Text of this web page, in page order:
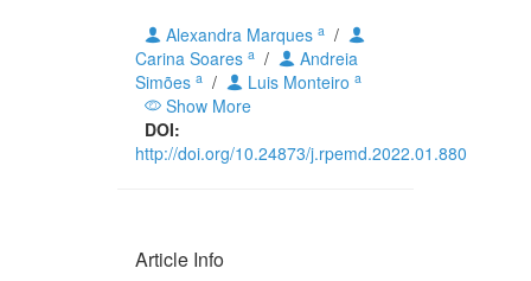
Alexandra Marques a /
Carina Soares a /
Andreia
Simões a / Luis Monteiro a
Show More
DOI:
http://doi.org/10.24873/j.rpemd.2022.01.880
Article Info